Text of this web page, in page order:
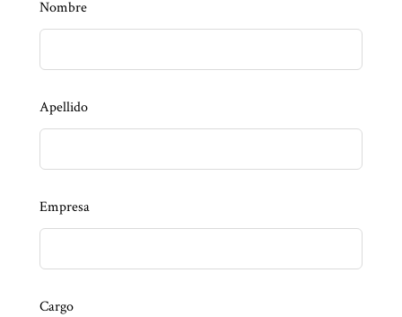
Nombre
Apellido
Empresa
Cargo